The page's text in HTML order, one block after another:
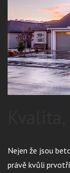
Nejen že jsou
právě kvůli